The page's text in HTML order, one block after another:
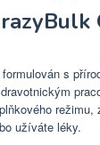
s
režimu,
užíváte léky.